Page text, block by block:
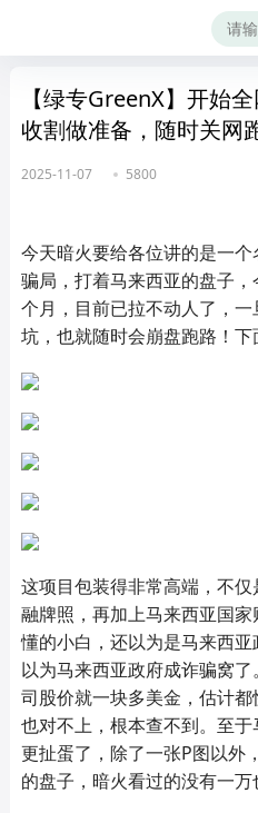
【绿专GreenX】开始
收割做准备，随时关网
2025-11-07 5800
今天暗火要给各位讲的是一个
骗局，打着马来西亚的盘子
个月，目前已拉不动人了，
坑，也就随时会崩盘跑路！下
这项目包装得非常高端，不
融牌照，再加上马来西亚国
懂的小白，还以为是马来西
以为马来西亚政府成诈骗窝
司股价就一块多美金，估计
也对不上，根本查不到。至
更扯蛋了，除了一张P图以外
的盘子，暗火看过的没有一万